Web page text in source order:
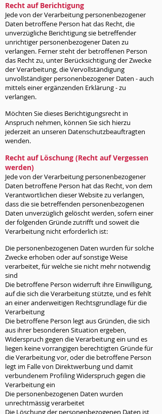
Recht auf Berichtigung
Jede von der Verarbeitung personenbezogener
Daten betroffene Person hat das Recht, die
unverzügliche Berichtigung sie betreffender
unrichtiger personenbezogener Daten zu
verlangen. Ferner steht der betroffenen Person
das Recht zu, unter Berücksichtigung der Zwecke
der Verarbeitung, die Vervollständigung
unvollständiger personenbezogener Daten - auch
mittels einer ergänzenden Erklärung - zu
verlangen.
Möchten Sie dieses Berichtigungsrecht in
Anspruch nehmen, können Sie sich hierzu
jederzeit an unseren Datenschutzbeauftragten
wenden.
Recht auf Löschung (Recht auf Vergessen
werden)
Jede von der Verarbeitung personenbezogener
Daten betroffene Person hat das Recht, von dem
Verantwortlichen dieser Website zu verlangen,
dass die sie betreffenden personenbezogenen
Daten unverzüglich gelöscht werden, sofern einer
der folgenden Gründe zutrifft und soweit die
Verarbeitung nicht erforderlich ist:
Die personenbezogenen Daten wurden für solche
Zwecke erhoben oder auf sonstige Weise
verarbeitet, für welche sie nicht mehr notwendig
sind
Die betroffene Person widerruft ihre Einwilligung,
auf die sich die Verarbeitung stützte, und es fehlt
an einer anderweitigen Rechtsgrundlage für die
Verarbeitung
Die betroffene Person legt aus Gründen, die sich
aus ihrer besonderen Situation ergeben,
Widerspruch gegen die Verarbeitung ein und es
liegen keine vorrangigen berechtigten Gründe für
die Verarbeitung vor, oder die betroffene Person
legt im Falle von Direktwerbung und damit
verbundenem Profiling Widerspruch gegen die
Verarbeitung ein
Die personenbezogenen Daten wurden
unrechtmässig verarbeitet
Die Löschung der personenbezogenen Daten ist